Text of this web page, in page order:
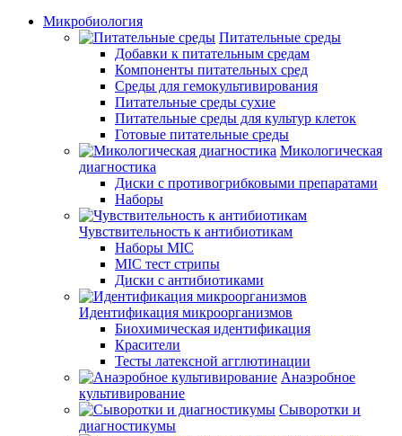
Микробиология
Питательные среды
Добавки к питательным средам
Компоненты питательных сред
Среды для гемокультивирования
Питательные среды сухие
Питательные среды для культур клеток
Готовые питательные среды
Микологическая
диагностика
Диски с противогрибковыми препаратами
Наборы
Чувствительность к антибиотикам
Наборы MIC
MIC тест стрипы
Диски с антибиотиками
Идентификация микроорганизмов
Биохимическая идентификация
Красители
Тесты латексной агглютинации
Анаэробное
культивирование
Сыворотки и
диагностикумы